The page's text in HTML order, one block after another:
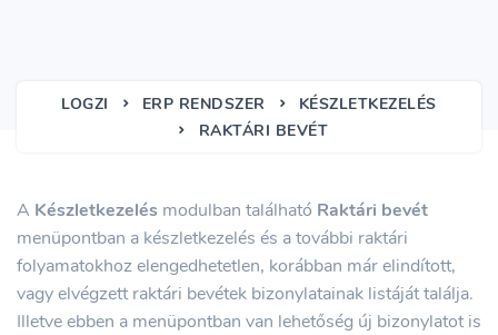
LOGZI ERP RENDSZER
KÉSZLETKEZELÉS
RAKTÁRI BEVÉT
A Készletkezelés modulban található Raktári bevét
menüpontban a készletkezelés és a további raktári
folyamatokhoz elengedhetetlen, korábban már elindított,
vagy elvégzett raktári bevétek bizonylatainak listáját találja.
Illetve ebben a menüpontban van lehetőség új bizonylatot is